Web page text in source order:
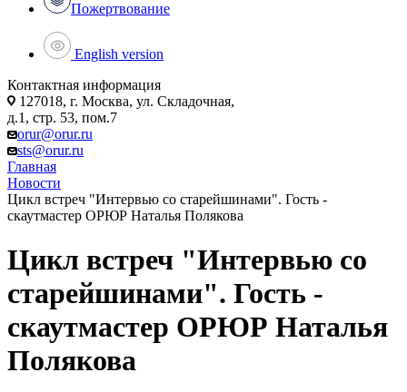
Пожертвование
English version
Контактная информация
127018, г. Москва, ул. Складочная,
д.1, стр. 53, пом.7
orur@orur.ru
sts@orur.ru
Главная
Новости
Цикл встреч "Интервью со старейшинами". Гость -
скаутмастер ОРЮР Наталья Полякова
Цикл встреч "Интервью со
старейшинами". Гость -
скаутмастер ОРЮР Наталья
Полякова